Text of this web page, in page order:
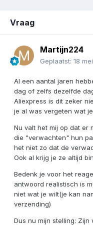
Vraag
Martijn224
Geplaatst: 18
Al een aantal jaren
dag of zelfs dezelfde
Aliexpress is dit zeker
je al was vergeten wat
Nu valt het mij op dat er
die "verwachten" hun
het niet zo dat de
Ook al krijg je ze altijd
Bedenk je voor het
antwoord realistisch is
niet wat je wilt(je kan
verzending)
Dus nu mijn stelling: